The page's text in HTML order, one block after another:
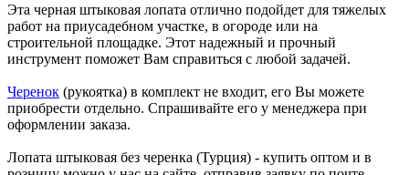
Эта черная штыковая лопата отлично подойдет для тяжелых
работ на приусадебном участке, в огороде или на
строительной площадке. Этот надежный и прочный
инструмент поможет Вам справиться с любой задачей.
Черенок (рукоятка) в комплект не входит, его Вы можете
приобрести отдельно. Спрашивайте его у менеджера при
оформлении заказа.
Лопата штыковая без черенка (Турция) - купить оптом и в